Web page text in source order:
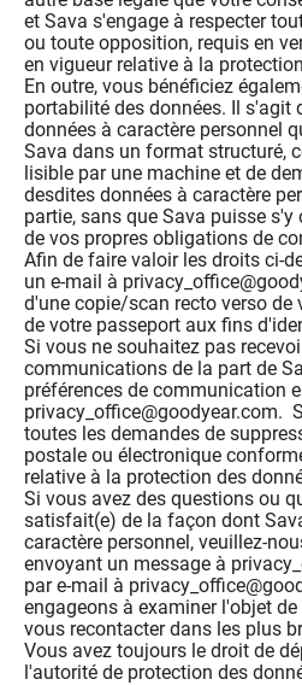
et Sava s'engage à respecter
ou toute opposition, requis en
en vigueur relative à la
En outre, vous bénéficiez
portabilité des données. Il s'agit
données à caractère personnel
Sava dans un format structuré,
lisible par une machine et de
desdites données à caractère
partie, sans que Sava puisse s'y
de vos propres obligations de
Afin de faire valoir les droits ci-
un e-mail à
d'une copie/scan recto verso de
de votre passeport aux fins
Si vous ne souhaitez pas
communications de la part de
préférences de communication
privacy_office@goodyear.com.
toutes les demandes de
postale ou électronique
relative à la protection des
Si vous avez des questions ou
satisfait(e) de la façon dont
caractère personnel, veuillez-
envoyant un message à
par e-mail à
engageons à examiner l'objet
vous recontacter dans les plus
Vous avez toujours le droit de
l'autorité de protection des